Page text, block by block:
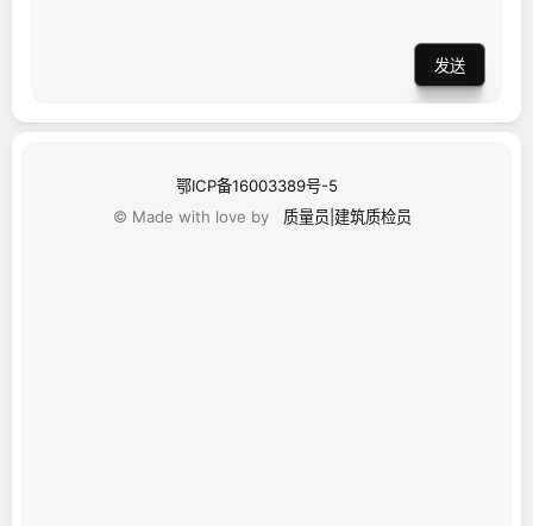
发送
鄂ICP备16003389号-5
© Made with love by
质量员|建筑质检员